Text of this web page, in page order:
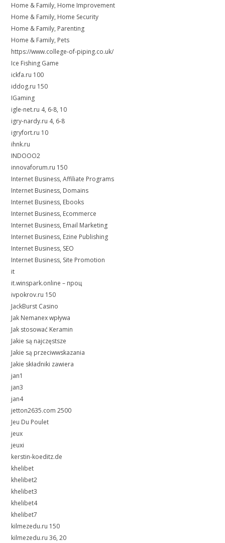
Home & Family, Home Improvement
Home & Family, Home Security
Home & Family, Parenting
Home & Family, Pets
https://www.college-of-piping.co.uk/
Ice Fishing Game
ickfa.ru 100
iddog.ru 150
IGaming
igle-net.ru 4, 6-8, 10
igry-nardy.ru 4, 6-8
igryfort.ru 10
ihnk.ru
INDOOO2
innovaforum.ru 150
Internet Business, Affiliate Programs
Internet Business, Domains
Internet Business, Ebooks
Internet Business, Ecommerce
Internet Business, Email Marketing
Internet Business, Ezine Publishing
Internet Business, SEO
Internet Business, Site Promotion
it
it.winspark.online – проц
ivpokrov.ru 150
JackBurst Casino
Jak Nemanex wpływa
Jak stosować Keramin
Jakie są najczęstsze
Jakie są przeciwwskazania
Jakie składniki zawiera
jan1
jan3
jan4
jetton2635.com 2500
Jeu Du Poulet
jeux
jeuxi
kerstin-koeditz.de
khelibet
khelibet2
khelibet3
khelibet4
khelibet7
kilmezedu.ru 150
kilmezedu.ru 36, 20